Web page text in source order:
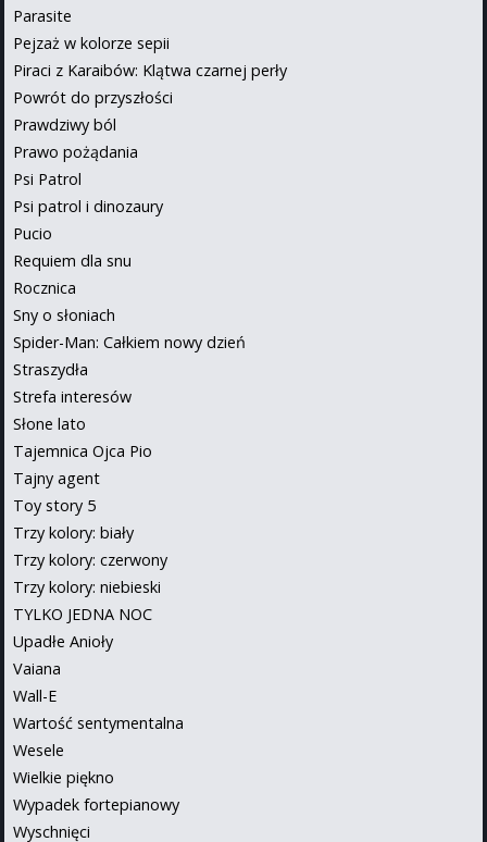
Parasite
Pejzaż w kolorze sepii
Piraci z Karaibów: Klątwa czarnej perły
Powrót do przyszłości
Prawdziwy ból
Prawo pożądania
Psi Patrol
Psi patrol i dinozaury
Pucio
Requiem dla snu
Rocznica
Sny o słoniach
Spider-Man: Całkiem nowy dzień
Straszydła
Strefa interesów
Słone lato
Tajemnica Ojca Pio
Tajny agent
Toy story 5
Trzy kolory: biały
Trzy kolory: czerwony
Trzy kolory: niebieski
TYLKO JEDNA NOC
Upadłe Anioły
Vaiana
Wall-E
Wartość sentymentalna
Wesele
Wielkie piękno
Wypadek fortepianowy
Wyschnięci